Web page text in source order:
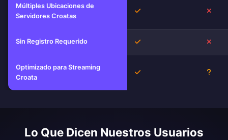
Múltiples Ubicaciones de
Servidores Croatas
Sí
Sin Registro Requerido Sí
Optimizado para Streaming
Croata
Sí
Lo Que Dicen Nuestros Usuarios